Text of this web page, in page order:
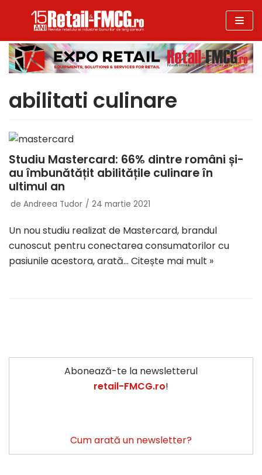
la
conținut
abilitati culinare
Studiu Mastercard: 66% dintre români și-
au îmbunătățit abilitățile culinare în
ultimul an
de Andreea Tudor 24 martie 2021
Un nou studiu realizat de Mastercard, brandul
cunoscut pentru conectarea consumatorilor cu
pasiunile acestora, arată… Citește mai mult »
Abonează-te la newsletterul
retail-FMCG.ro!
Cum arată un newsletter?